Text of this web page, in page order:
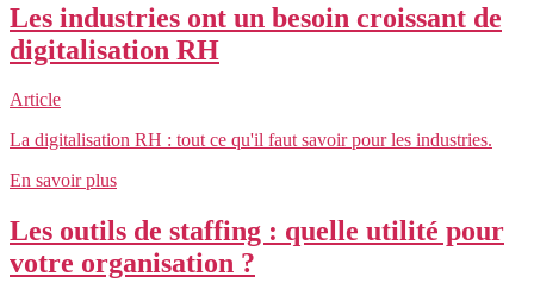
Les industries ont un besoin croissant de
digitalisation RH
Article
La digitalisation RH : tout ce qu'il faut savoir pour les industries.
En savoir plus
Les outils de staffing : quelle utilité pour
votre organisation ?